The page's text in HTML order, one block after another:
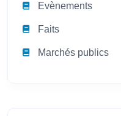
Evènements
Faits
Marchés publics